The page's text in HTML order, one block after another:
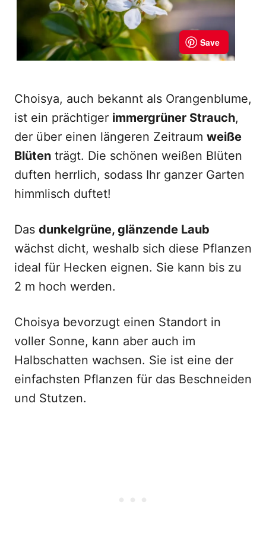
Choisya, auch bekannt als Orangenblume,
ist ein prächtiger immergrüner Strauch,
der über einen längeren Zeitraum weiße
Blüten trägt. Die schönen weißen Blüten
duften herrlich, sodass Ihr ganzer Garten
himmlisch duftet!
Das dunkelgrüne, glänzende Laub
wächst dicht, weshalb sich diese Pflanzen
ideal für Hecken eignen. Sie kann bis zu
2 m hoch werden.
Choisya bevorzugt einen Standort in
voller Sonne, kann aber auch im
Halbschatten wachsen. Sie ist eine der
einfachsten Pflanzen für das Beschneiden
und Stutzen.